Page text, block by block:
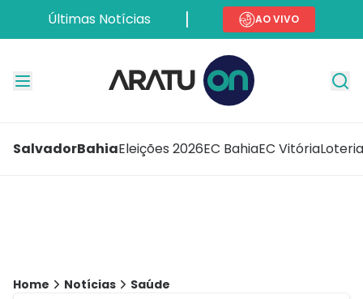
Últimas Notícias AO VIVO
SalvadorBahiaEleições 2026EC BahiaEC Vitória
Home Notícias Saúde